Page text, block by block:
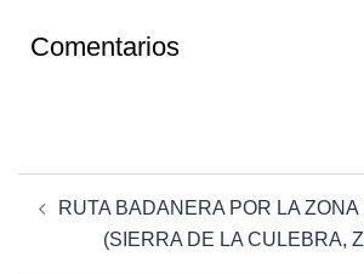
Comentarios
de
entradas
RUTA BADANERA POR LA
(SIERRA DE LA CULEBRA,